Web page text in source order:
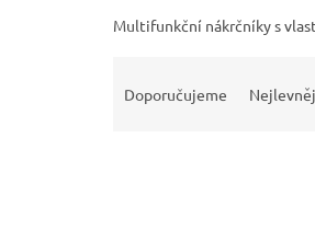
Multifunkční nákrčníky s
Doporučujeme